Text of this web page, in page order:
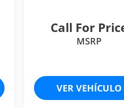
Call For
MSRP
VER VEHÍCULO